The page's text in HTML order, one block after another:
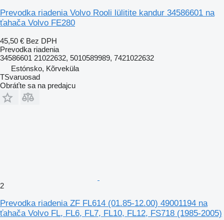
Prevodka riadenia Volvo Rooli lülitite kandur 34586601 na
ťahača Volvo FE280
45,50 € Bez DPH
Prevodka riadenia
34586601 21022632, 5010589989, 7421022632
Estónsko, Kõrveküla
TSvaruosad
Obráťte sa na predajcu
2
Prevodka riadenia ZF FL614 (01.85-12.00) 49001194 na
ťahača Volvo FL, FL6, FL7, FL10, FL12, FS718 (1985-2005)